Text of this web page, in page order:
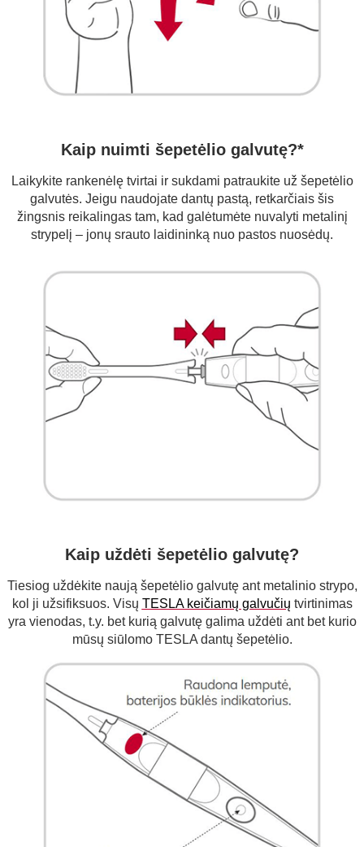
Kaip nuimti šepetėlio galvutę?*
Laikykite rankenėlę tvirtai ir sukdami patraukite už šepetėlio
galvutės. Jeigu naudojate dantų pastą, retkarčiais šis
žingsnis reikalingas tam, kad galėtumėte nuvalyti metalinį
strypelį – jonų srauto laidininką nuo pastos nuosėdų.
Kaip uždėti šepetėlio galvutę?
Tiesiog uždėkite naują šepetėlio galvutę ant metalinio strypo,
kol ji užsifiksuos. Visų TESLA keičiamų galvučių tvirtinimas
yra vienodas, t.y. bet kurią galvutę galima uždėti ant bet kurio
mūsų siūlomo TESLA dantų šepetėlio.